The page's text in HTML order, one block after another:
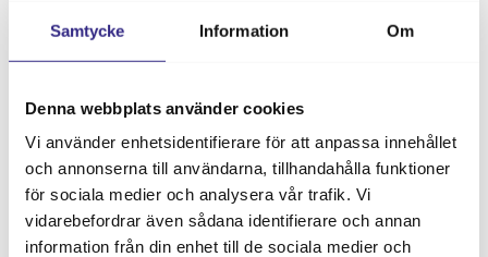
Samtycke Information Om
Denna webbplats använder cookies
Vi använder enhetsidentifierare för att anpassa innehållet
och annonserna till användarna, tillhandahålla funktioner
för sociala medier och analysera vår trafik. Vi
vidarebefordrar även sådana identifierare och annan
information från din enhet till de sociala medier och
KS BILJETTSERVICE
PRAKTISK INFORMATION
OM OSS
INFÖR DITT BESÖK
KONTAKT & ÖPPETTIDER
E-post: anna.eriksson@kalmarsalen.se
Kalmarsalen. Här jobbar Anna som ansvarig för vår
biljetthantering och precis som en ninja gör hon det
snabbt, smidigt och utan att lämna ett endaste fel
efter sig. Anna är vi stolta över då hon gjort sig känd
inom arrangörssverige för sin kompetens kring